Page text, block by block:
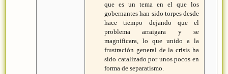
que es un tema en el que los
gobernantes han sido torpes desde
hace tiempo dejando que el
problema arraigara y se
magnificara, lo que unido a la
frustración general de la crisis ha
sido catalizado por unos pocos en
forma de separatismo.